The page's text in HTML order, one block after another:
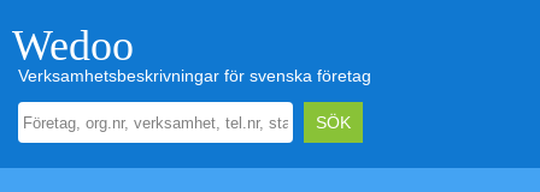
Wedoo
Verksamhetsbeskrivningar för svenska företag